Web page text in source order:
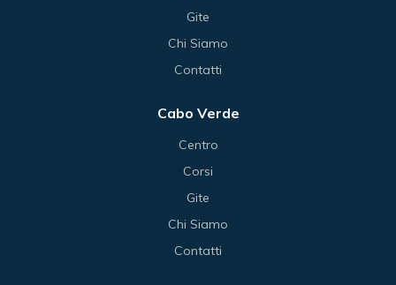
Gite
Chi Siamo
Contatti
Cabo Verde
Centro
Corsi
Gite
Chi Siamo
Contatti